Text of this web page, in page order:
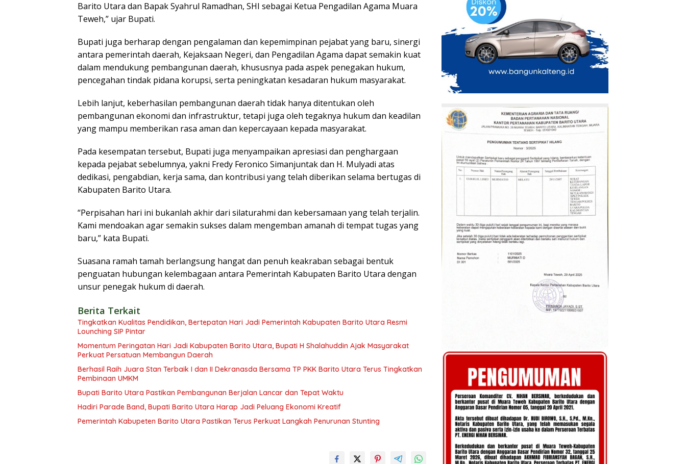
Barito Utara dan Bapak Syahrul Ramadhan, SHI sebagai Ketua Pengadilan Agama Muara
Teweh,” ujar Bupati.
Bupati juga berharap dengan pengalaman dan kepemimpinan pejabat yang baru, sinergi
antara pemerintah daerah, Kejaksaan Negeri, dan Pengadilan Agama dapat semakin kuat
dalam mendukung pembangunan daerah, khususnya pada aspek penegakan hukum,
pencegahan tindak pidana korupsi, serta peningkatan kesadaran hukum masyarakat.
Lebih lanjut, keberhasilan pembangunan daerah tidak hanya ditentukan oleh
pembangunan ekonomi dan infrastruktur, tetapi juga oleh tegaknya hukum dan keadilan
yang mampu memberikan rasa aman dan kepercayaan kepada masyarakat.
Pada kesempatan tersebut, Bupati juga menyampaikan apresiasi dan penghargaan
kepada pejabat sebelumnya, yakni Fredy Feronico Simanjuntak dan H. Mulyadi atas
dedikasi, pengabdian, kerja sama, dan kontribusi yang telah diberikan selama bertugas di
Kabupaten Barito Utara.
“Perpisahan hari ini bukanlah akhir dari silaturahmi dan kebersamaan yang telah terjalin.
Kami mendoakan agar semakin sukses dalam mengemban amanah di tempat tugas yang
baru,” kata Bupati.
Suasana ramah tamah berlangsung hangat dan penuh keakraban sebagai bentuk
penguatan hubungan kelembagaan antara Pemerintah Kabupaten Barito Utara dengan
unsur penegak hukum di daerah.
Berita Terkait
Tingkatkan Kualitas Pendidikan, Bertepatan Hari Jadi Pemerintah Kabupaten Barito Utara Resmi
Lounching SIP Pintar
Momentum Peringatan Hari Jadi Kabupaten Barito Utara, Bupati H Shalahuddin Ajak Masyarakat
Perkuat Persatuan Membangun Daerah
Berhasil Raih Juara Stan Terbaik I dan II Dekranasda Bersama TP PKK Barito Utara Terus Tingkatkan
Pembinaan UMKM
Bupati Barito Utara Pastikan Pembangunan Berjalan Lancar dan Tepat Waktu
Hadiri Parade Band, Bupati Barito Utara Harap Jadi Peluang Ekonomi Kreatif
Pemerintah Kabupeten Barito Utara Pastikan Terus Perkuat Langkah Penurunan Stunting